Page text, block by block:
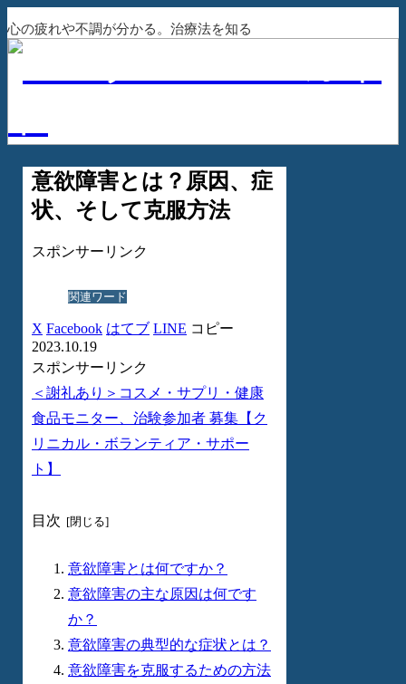
心の疲れや不調が分かる。治療法を知る
意欲障害とは？原因、症
状、そして克服方法
スポンサーリンク
関連ワード
X Facebook はてブ LINE コピー
2023.10.19
スポンサーリンク
＜謝礼あり＞コスメ・サプリ・健康
食品モニター、治験参加者 募集【ク
リニカル・ボランティア・サポー
ト】
目次
意欲障害とは何ですか？
意欲障害の主な原因は何です
か？
意欲障害の典型的な症状とは？
意欲障害を克服するための方法